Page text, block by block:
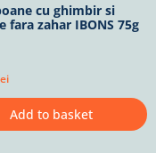
cu ghimbir si
fara zahar IBONS 75g
Add to basket